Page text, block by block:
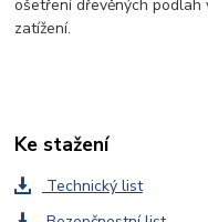
ošetření dřevěných podlah
zatížení.
Ke stažení
Technický list